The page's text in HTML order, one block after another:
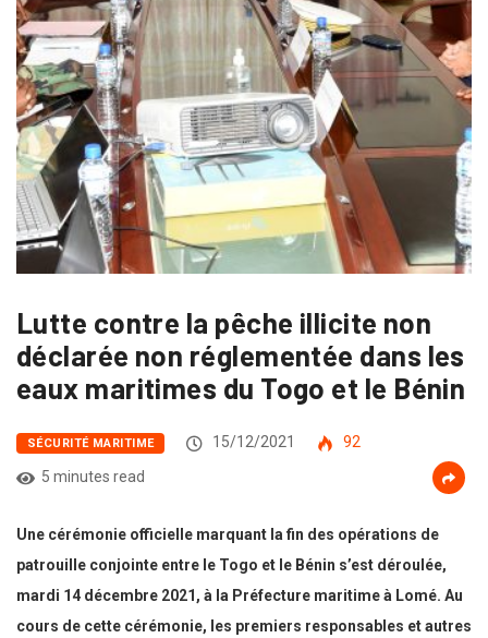
Lutte contre la pêche illicite non
déclarée non réglementée dans les
eaux maritimes du Togo et le Bénin
SÉCURITÉ MARITIME 15/12/2021
92
5 minutes read
Une cérémonie officielle marquant la fin des opérations de
patrouille conjointe entre le Togo et le Bénin s’est déroulée,
mardi 14 décembre 2021, à la Préfecture maritime à Lomé. Au
cours de cette cérémonie, les premiers responsables et autres